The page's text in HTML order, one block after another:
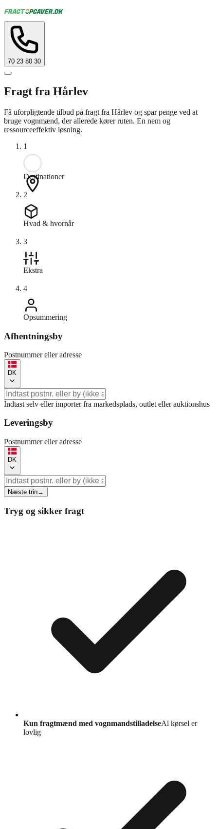
70 23 80 30
Fragt fra Hårlev
Få uforpligtende tilbud på fragt fra Hårlev og spar penge ved at
bruge vognmænd, der allerede kører ruten. En nem og
ressourceeffektiv løsning.
1
Destinationer
2
Hvad & hvornår
3
Ekstra
4
Opsummering
Afhentningsby
Postnummer eller adresse
DK
Indtast selv eller importer fra markedsplads, outlet eller auktionshus
Leveringsby
Postnummer eller adresse
DK
Næste trin→
Tryg og sikker fragt
Kun fragtmænd med vognmandstilladelseAl kørsel er
lovlig